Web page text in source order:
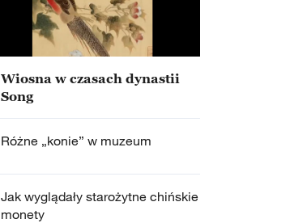
Wiosna w czasach dynastii
Song
Różne „konie” w muzeum
Jak wyglądały starożytne chińskie
monety